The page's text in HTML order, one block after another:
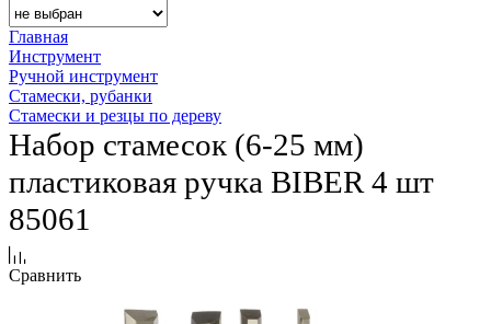
Главная
Инструмент
Ручной инструмент
Стамески, рубанки
Стамески и резцы по дереву
Набор стамесок (6-25 мм)
пластиковая ручка BIBER 4 шт
85061
Сравнить